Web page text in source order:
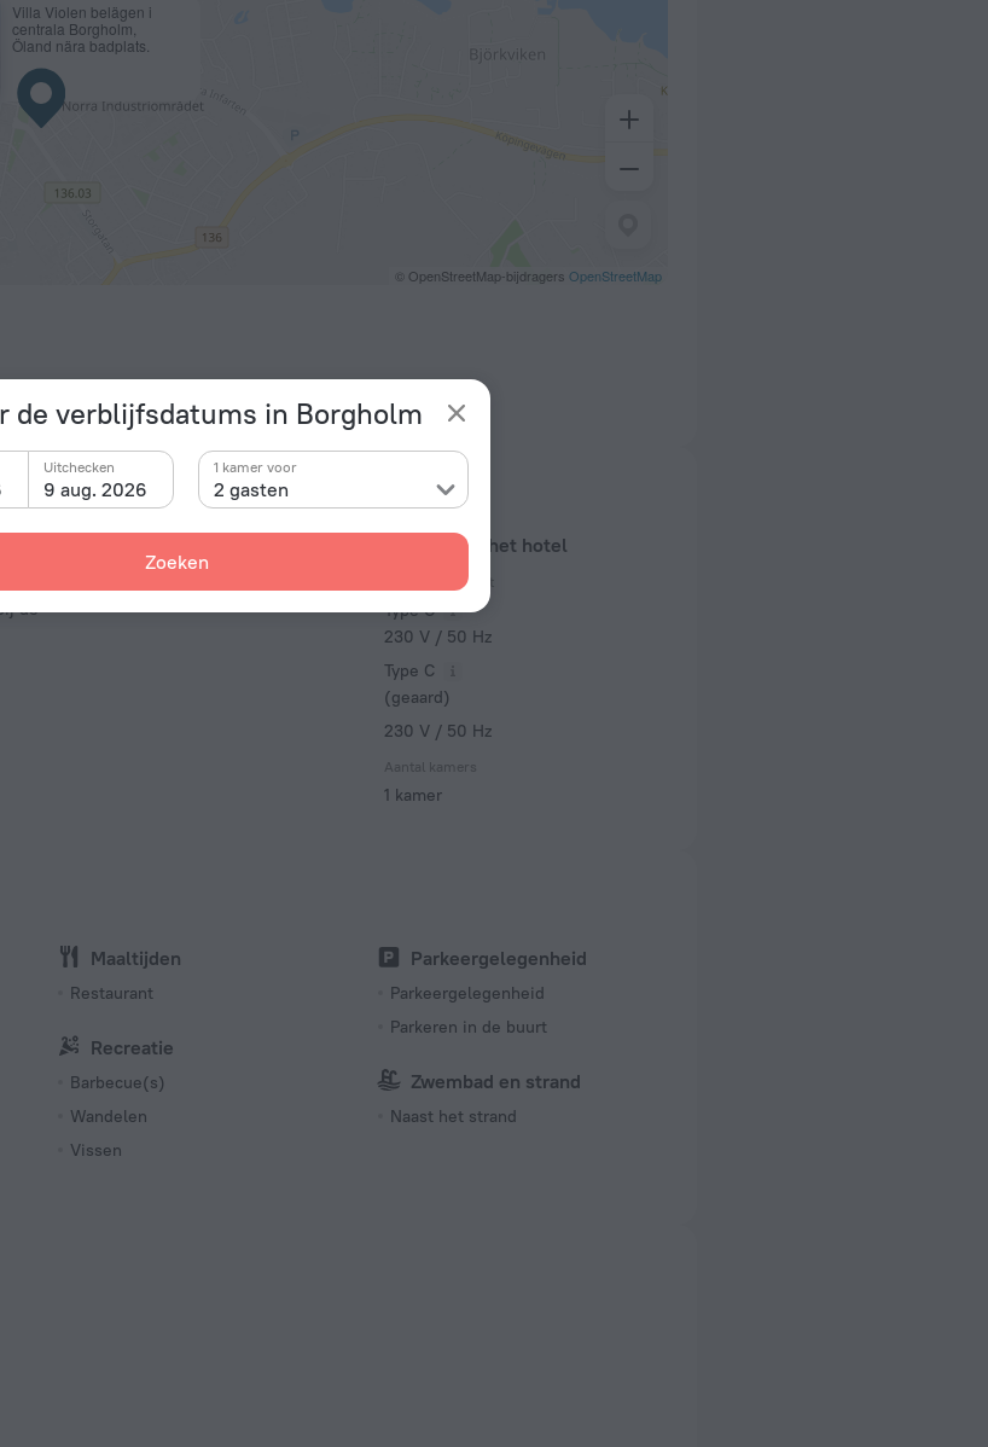
de verblijfsdatums in Borgholm
9 aug. 2026
Uitchecken
2 gasten
1 kamer voor
Zoeken
Villa Violen belägen i
centrala Borgholm,
Öland nära badplats.
© OpenStreetMap-bijdragers OpenStreetMap
de
Feiten over het hotel
Type stopcontact
Type C
230 V / 50 Hz
Type C
(geaard)
230 V / 50 Hz
Aantal kamers
1 kamer
Maaltijden
Restaurant
Recreatie
Barbecue(s)
Wandelen
Vissen
Parkeergelegenheid
Parkeergelegenheid
Parkeren in de buurt
Zwembad en strand
Naast het strand